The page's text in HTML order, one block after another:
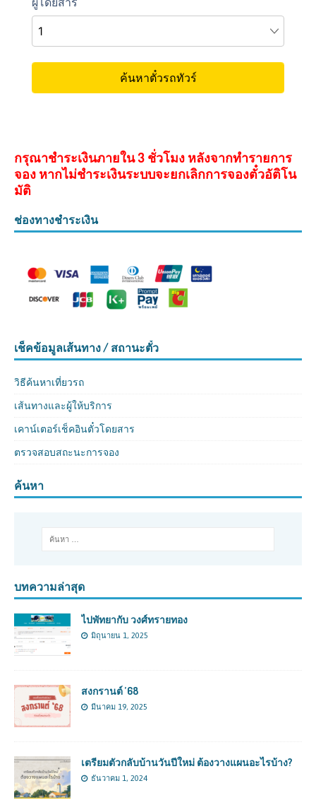
กรุณาชำระเงินภายใน 3 ชั่วโมง หลังจากทำรายการ
จอง หากไม่ชำระเงินระบบจะยกเลิกการจองตั๋วอัติโน
มัติ
ช่องทางชำระเงิน
เช็คข้อมูลเส้นทาง / สถานะตั๋ว
วิธีค้นหาเที่ยวรถ
เส้นทางและผู้ให้บริการ
เคาน์เตอร์เช็คอินตั๋วโดยสาร
ตรวจสอบสถะนะการจอง
ค้นหา
บทความล่าสุด
ไปพัทยากับ วงศ์ทรายทอง
มิถุนายน 1, 2025
สงกรานต์ ’68
มีนาคม 19, 2025
เตรียมตัวกลับบ้านวันปีใหม่ ต้องวางแผนอะไรบ้าง?
ธันวาคม 1, 2024